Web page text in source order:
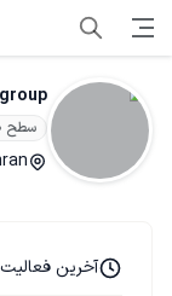
سطح ۰
آخرین فعالیت 07 مهر 1403